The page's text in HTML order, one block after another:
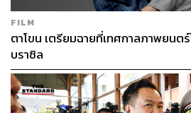
FILM
ตาโขน เตรียมฉายที่เทศกาลภาพยนต
บราซิล